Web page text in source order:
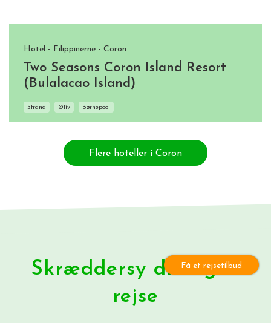
Hotel - Filippinerne - Coron
Two Seasons Coron Island Resort
(Bulalacao Island)
Strand Øliv Børnepool
Flere hoteller i Coron
Skræddersy din egen
rejse
Få et rejsetilbud